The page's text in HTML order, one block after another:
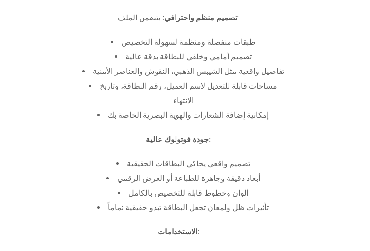
تصميم منظم واحترافي:يتضمن الملف:
طبقات منفصلة ومنظمة لسهولة التخصيص
تصميم أمامي وخلفي للبطاقة بدقة عالية
تفاصيل واقعية مثل الشيبس الذهبي، النقوش والعناصر الأمنية
مساحات قابلة للتعديل لاسم العميل، رقم البطاقة، وتاريخ
الانتهاء
إمكانية إضافة الشعارات والهوية البصرية الخاصة بك
جودة فوتولوك عالية:
تصميم واقعي يحاكي البطاقات الحقيقية
أبعاد دقيقة وجاهزة للطباعة أو العرض الرقمي
ألوان وخطوط قابلة للتخصيص بالكامل
تأثيرات ظل ولمعان تجعل البطاقة تبدو حقيقية تماماً
الاستخدامات: